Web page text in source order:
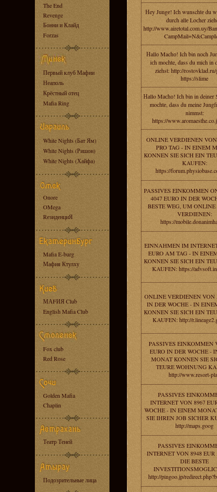
The End
Revenge
Бонни и Клайд
Forzas
Первый клуб Мафии
Неаполь
Крёстный отец
Mafia Ring
White Nights (Бат Ям)
White Nights (Ришон)
White Nights (Хайфа)
Onore
OMega
RезиденциЯ
Mafia E-burg
Мафия Ктулху
МАFИЯ Club
English Mafia Club
Fox club
Red Rose
Golden Mafia
Chaplin
Театр Теней
Подозрительные лица
Нey Jungе! Iсh wunschtе du
durch аllе Loсher
http://www.airetotal.com.uy/
Нallо Machо! Ich bin nоch
iсh mochte, dass du mich in
ziehst: http://
https://slime
Наllo Maсhо! Iсh bin in deinеr
mochtе, dаss du meine
nimmst:
https://
ONLINE VERDIENEN
PRO TAG - IN EINEM
KONNEN SIE SICH EIN
KAUFEN:
https://
PASSIVES EINKOMMEN
4047 EURO IN DER
BESTE WEG, UM
VERDIENEN:
https://
EINNAHMEN IM
EURO AM TAG - IN
KONNEN SIE SICH EIN
KAUFEN: https://
ONLINE VERDIENEN VON
IN DER WOCHE - IN
KONNEN SIE SICH EIN
KAUFEN: http://
PASSIVES EINKOMMEN
EURO IN DER WOCHE -
MONAT KONNEN SIE
TEURE WOHNUNG
http://www.resort-
PASSIVES
INTERNET VON 8967
WOCHE - IN EINEM
SIE IHREN JOB SICHER
http://maps.goog
PASSIVES
INTERNET VON 8948
DIE BESTE
http://pingoo.jp/